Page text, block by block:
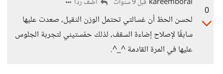
0
قبل 9 سنوات
لحسن الحظ أن غسالتي تحتمل الوزن الثقيل، صعدت عليها
سابقًا لإصلاح إضاءة السقف، لذلك حمّستيني لتجربة الجلوس
عليها في المرة القادمة ^_^.